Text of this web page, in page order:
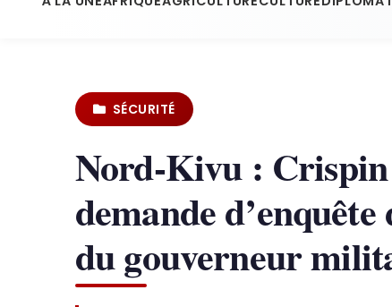
SÉCURITÉ
Nord-Kivu :
demande
du gouverneur